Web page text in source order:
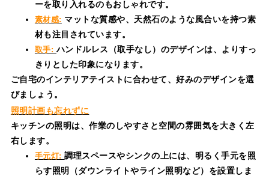
ーを取り入れるのもおしゃれです。
素材感: マットな質感や、天然石のような風合いを持つ素
材も注目されています。
取手:ハンドルレス（取手なし）のデザインは、よりすっ
きりとした印象になります。
ご自宅のインテリアテイストに合わせて、好みのデザインを選
びましょう。
照明計画も忘れずに
キッチンの照明は、作業のしやすさと空間の雰囲気を大きく左
右します。
手元灯:調理スペースやシンクの上には、明るく手元を照
らす照明（ダウンライトやライン照明など）を設置しま